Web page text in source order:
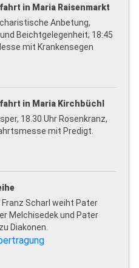
in Maria Raisenmarkt
Anbetung,
Beichtgelegenheit; 18:45
mit Krankensegen
in Maria Kirchbüchl
18.30 Uhr Rosenkranz,
mit Predigt.
Scharl weiht Pater
Melchisedek und Pater
Diakonen.